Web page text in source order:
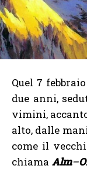
Quel 7
due anni,
vimini,
alto, dalle
come il
chiama Alm–